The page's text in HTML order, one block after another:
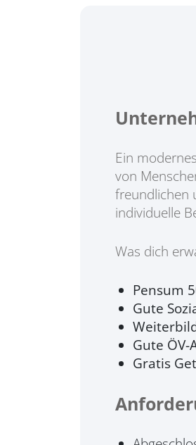
Ein
von
freundlichen
individuelle
Was dich
Pensum
Gute
Gute
Gratis